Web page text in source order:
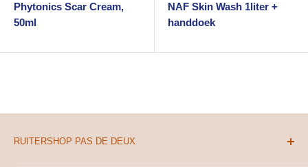
Phytonics Scar Cream,
50ml
NAF Skin Wash 1liter +
handdoek
RUITERSHOP PAS DE DEUX